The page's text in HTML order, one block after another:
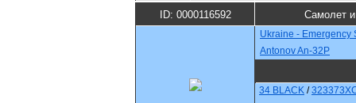
ID: 0000116592 Самолет
Ukraine - Emergency
Antonov An-32P
34 BLACK /